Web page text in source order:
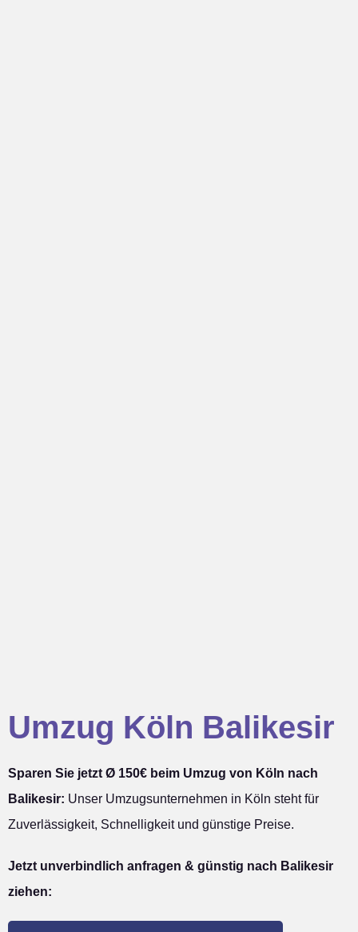
Umzug Köln Balikesir
Sparen Sie jetzt Ø 150€ beim Umzug von Köln nach
Balikesir: Unser Umzugsunternehmen in Köln steht für
Zuverlässigkeit, Schnelligkeit und günstige Preise.
Jetzt unverbindlich anfragen & günstig nach Balikesir
ziehen: